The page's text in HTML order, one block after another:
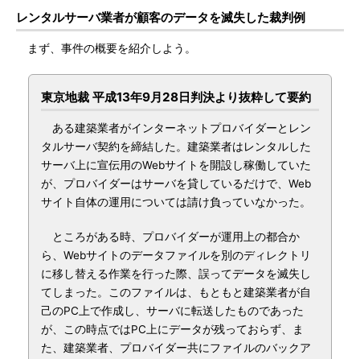
レンタルサーバ業者が顧客のデータを滅失した裁判例
まず、事件の概要を紹介しよう。
東京地裁 平成13年9月28日判決より抜粋して要約
ある建築業者がインターネットプロバイダーとレン
タルサーバ契約を締結した。建築業者はレンタルした
サーバ上に宣伝用のWebサイトを開設し稼働していた
が、プロバイダーはサーバを貸しているだけで、Web
サイト自体の運用については請け負っていなかった。
ところがある時、プロバイダーが運用上の都合か
ら、Webサイトのデータファイルを別のディレクトリ
に移し替える作業を行った際、誤ってデータを滅失し
てしまった。このファイルは、もともと建築業者が自
己のPC上で作成し、サーバに転送したものであった
が、この時点ではPC上にデータが残っておらず、ま
た、建築業者、プロバイダー共にファイルのバックア